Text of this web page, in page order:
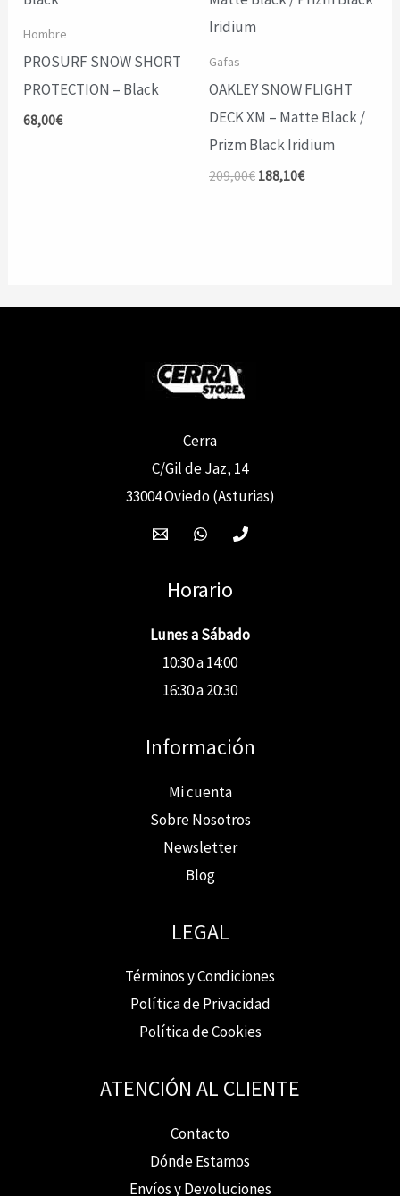
Hombre
PROSURF SNOW SHORT
PROTECTION – Black
68,00€
Gafas
OAKLEY SNOW FLIGHT
DECK XM – Matte Black /
Prizm Black Iridium
209,00€ El
188,10€El
Cerra
C/Gil de Jaz, 14
33004 Oviedo (Asturias)
Horario
Lunes a Sábado
10:30 a 14:00
16:30 a 20:30
Información
Mi cuenta
Sobre Nosotros
Newsletter
Blog
LEGAL
Términos y Condiciones
Política de Privacidad
Política de Cookies
ATENCIÓN AL CLIENTE
Contacto
Dónde Estamos
Envíos y Devoluciones